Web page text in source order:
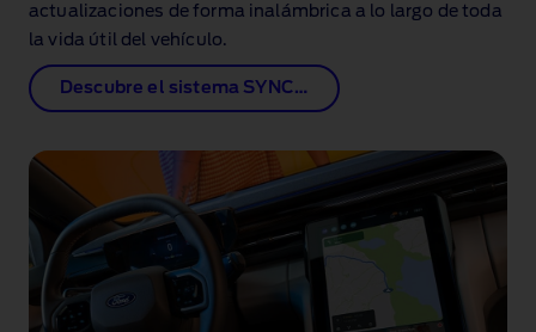
actualizaciones de forma inalámbrica a lo largo de toda
la vida útil del vehículo.
Descubre el sistema SYNC 4